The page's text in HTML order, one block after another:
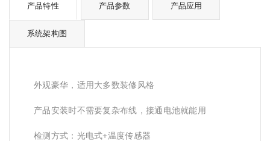
产品特性 产品参数 产品应用
系统架构图
外观豪华，适用大多数装修风格
产品安装时不需要复杂布线，接通电池就能用
检测方式：光电式+温度传感器